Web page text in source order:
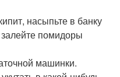
насыпьте в банку
помидоры
машинки.